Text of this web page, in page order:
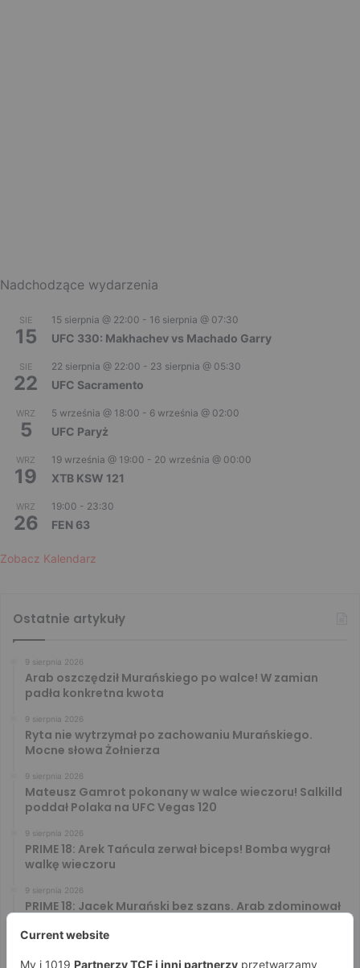
Nadchodzące wydarzenia
SIE
15
15 sierpnia @ 22:00 - 16 sierpnia @ 07:30
UFC 330: Makhachev vs Machado Garry
SIE
22
22 sierpnia @ 22:00 - 23 sierpnia @ 05:30
UFC Sacramento
WRZ
5
5 września @ 18:00 - 6 września @ 02:00
UFC Paryż
WRZ
19
19 września @ 19:00 - 20 września @ 00:00
XTB KSW 121
WRZ
26
19:00 - 23:30
FEN 63
Zobacz Kalendarz
Ostatnie artykuły
9 sierpnia 2026
Arab oszczędził Murańskiego po walce! W zamian
padła konkretna kwota
9 sierpnia 2026
Ryta nie wytrzymał po zachowaniu Murańskiego.
Mocne słowa Żołnierza
9 sierpnia 2026
Mateusz Gamrot pokonany w walce wieczoru! Salkilld
poddał Polaka na UFC Vegas 120
9 sierpnia 2026
PRIME 18: Arek Tańcula zerwał biceps! Bomba wygrał
walkę wieczoru
9 sierpnia 2026
PRIME 18: Jacek Murański bez szans. Arab zdominował
PRIME 18: Mariusz Wach rozbity przez 6. rywali. Gypsy